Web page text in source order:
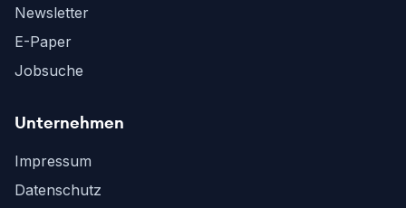
Newsletter
E-Paper
Jobsuche
Unternehmen
Impressum
Datenschutz